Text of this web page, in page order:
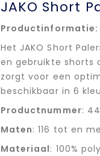
JAKO Short
Productinformatie:
Het JAKO Short
en gebruikte shorts
zorgt voor een
beschikbaar in 6
Productnummer:
Maten: 116 tot en
Materiaal: 100%